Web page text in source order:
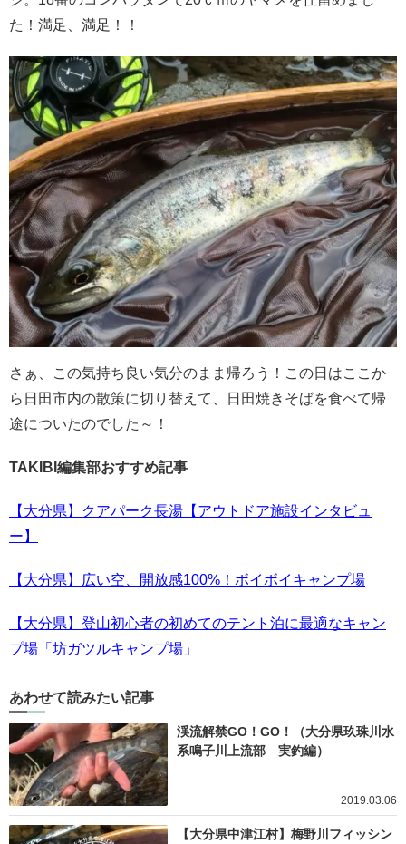
た！満足、満足！！
さぁ、この気持ち良い気分のまま帰ろう！この日はここか
ら日田市内の散策に切り替えて、日田焼きそばを食べて帰
途についたのでした～！
TAKIBI編集部おすすめ記事
【大分県】クアパーク長湯【アウトドア施設インタビュ
ー】
【大分県】広い空、開放感100%！ボイボイキャンプ場
【大分県】登山初心者の初めてのテント泊に最適なキャン
プ場「坊ガツルキャンプ場」
あわせて読みたい記事
渓流解禁GO！GO！（大分県玖珠川水
系鳴子川上流部 実釣編）
2019.03.06
【大分県中津江村】梅野川フィッシン